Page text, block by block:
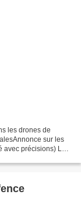
les drones de
sur les
avec précisions) La